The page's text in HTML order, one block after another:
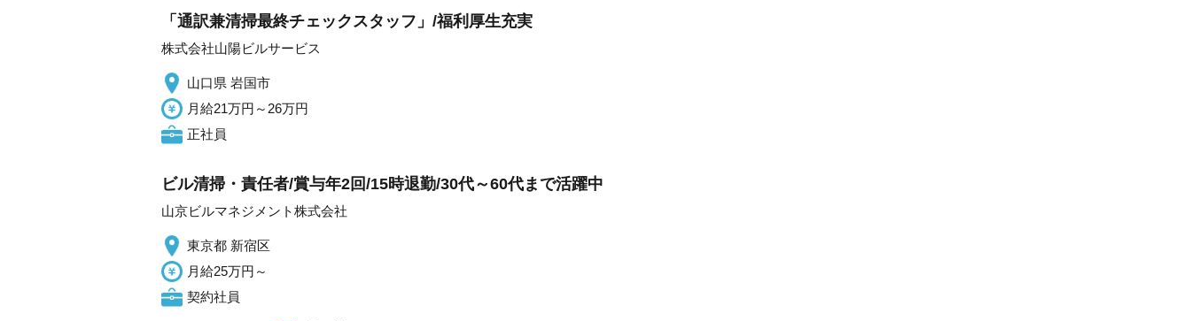
「通訳兼清掃最終チェックスタッフ」/福利厚生充実
株式会社山陽ビルサービス
山口県 岩国市
月給21万円～26万円
正社員
ビル清掃・責任者/賞与年2回/15時退勤/30代～60代まで活躍中
山京ビルマネジメント株式会社
東京都 新宿区
月給25万円～
契約社員